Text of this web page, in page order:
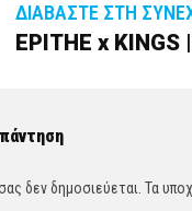
ΔΙΑΒΆΣΤΕ ΣΤΗ
EPITHE x
δεν δημοσιεύεται. Τα